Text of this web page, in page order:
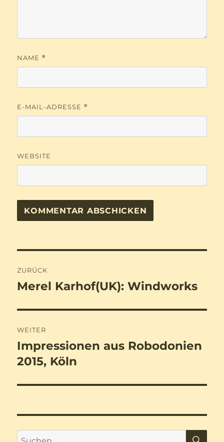
NAME *
E-MAIL-ADRESSE *
WEBSITE
ZURÜCK
Vorheriger
Merel Karhof(UK): Windworks
WEITER
Nächster
Beitrag:
Impressionen aus Robodonien
2015, Köln
Suchen